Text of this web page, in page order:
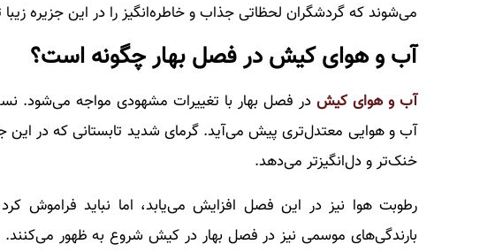
می‌شوند که گردشگران لحظاتی جذاب و خاطره‌انگیز را در این جزیره زیبا
آب و هوای کیش در فصل بهار چگونه است؟
آب و هوای کیش در فصل بهار با تغییرات مشهودی مواجه می‌شود.
آب و هوایی معتدل‌تری پیش می‌آید. گرمای شدید تابستانی که در این
خنک‌تر و دل‌انگیزتر می‌دهد.
رطوبت هوا نیز در این فصل افزایش می‌یابد، اما نباید فراموش
بارندگی‌های موسمی نیز در فصل بهار در کیش شروع به ظهور